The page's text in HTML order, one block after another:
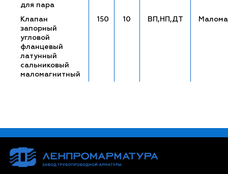
для пара
Клапан
запорный
угловой
фланцевый
латунный
сальниковый
маломагнитный
150 10 ВП,НП,ДТ